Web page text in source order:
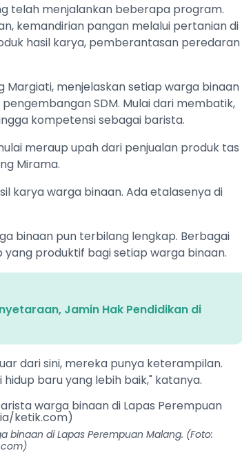
telah menjalankan beberapa program.
kemandirian pangan melalui pertanian di
hasil karya, pemberantasan peredaran
Margiati, menjelaskan setiap warga binaan
SDM. Mulai dari membatik,
kompetensi sebagai barista.
meraup upah dari penjualan produk tas
Mirama.
karya warga binaan. Ada etalasenya di
binaan pun terbilang lengkap. Berbagai
produktif bagi setiap warga binaan.
Jamin Hak Pendidikan di
dari sini, mereka punya keterampilan.
baru yang lebih baik," katanya.
binaan di Lapas Perempuan Malang. (Foto: